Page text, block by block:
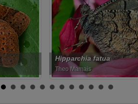
Pseudozarba bipartita
João Nunes